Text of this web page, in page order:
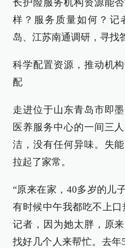
长护险服务机构资源能
样？服务质量如何？记
岛、江苏南通调研，寻找
科学配置资源，推动机
配
走进位于山东青岛市即
医养服务中心的一间三
洁，没有任何异味。失
拉起了家常。
“原来在家，40多岁的儿
有时候中午我都吃不上
记者，因为她太胖，原
找好几个人来帮忙。去